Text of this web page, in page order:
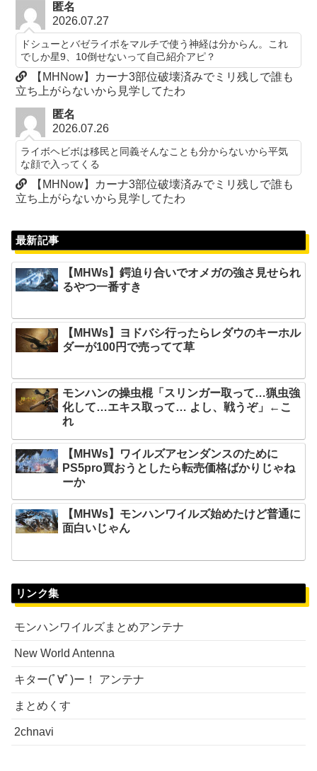
匿名
2026.07.27
ドシューとバゼライボをマルチで使う神経は分からん。これ
でしか星9、10倒せないって自己紹介アピ？
【MHNow】カーナ3部位破壊済みでミリ残しで誰も
立ち上がらないから見学してたわ
匿名
2026.07.26
ライボヘビボは移民と同義そんなことも分からないから平気
な顔で入ってくる
【MHNow】カーナ3部位破壊済みでミリ残しで誰も
立ち上がらないから見学してたわ
最新記事
【MHWs】鍔迫り合いでオメガの強さ見せられ
るやつ一番すき
【MHWs】ヨドバシ行ったらレダウのキーホル
ダーが100円で売ってて草
モンハンの操虫棍「スリンガー取って…猟虫強
化して…エキス取って… よし、戦うぞ」←こ
れ
【MHWs】ワイルズアセンダンスのために
PS5pro買おうとしたら転売価格ばかりじゃね
ーか
【MHWs】モンハンワイルズ始めたけど普通に
面白いじゃん
リンク集
モンハンワイルズまとめアンテナ
New World Antenna
キター(ﾟ∀ﾟ)ー！ アンテナ
まとめくす
2chnavi